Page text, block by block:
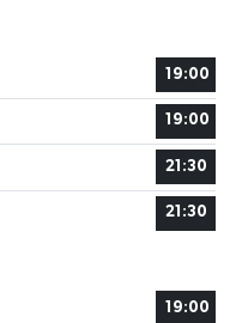
19:00
19:00
21:30
21:30
19:00